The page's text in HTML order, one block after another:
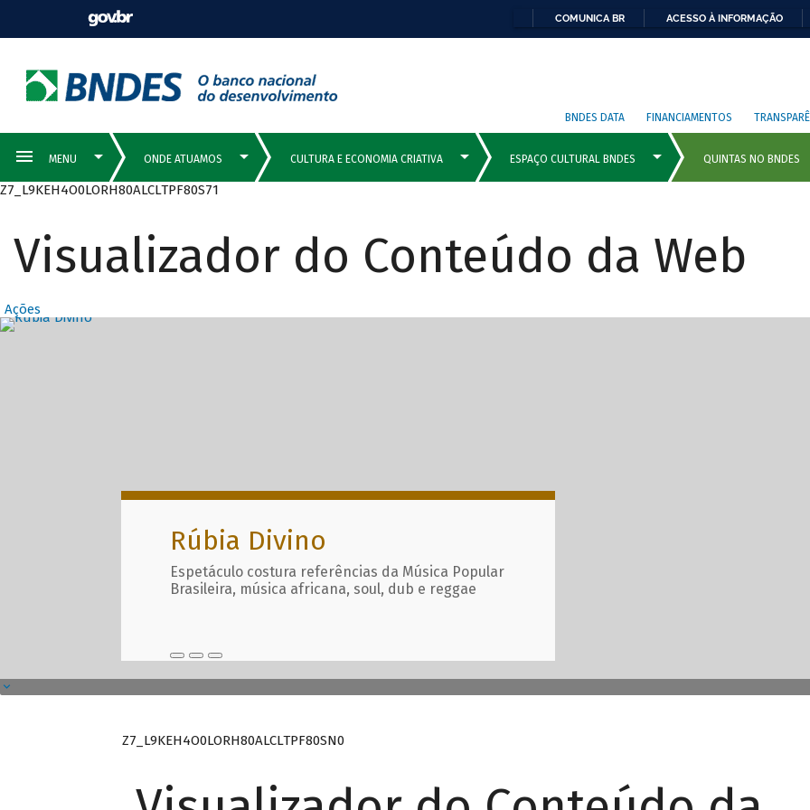
COMUNICA BR ACESSO À INFORMAÇÃO
BNDES DATA FINANCIAMENTOS
Z7_L9KEH4O0LORH80ALCLTPF80S71
Visualizador do Conteúdo da Web
Ações
Destaques Principais com
Rúbia Divino
Espetáculo costura referências da Música Popular
Brasileira, música africana, soul, dub e reggae
Z7_L9KEH4O0LORH80ALCLTPF80SN0